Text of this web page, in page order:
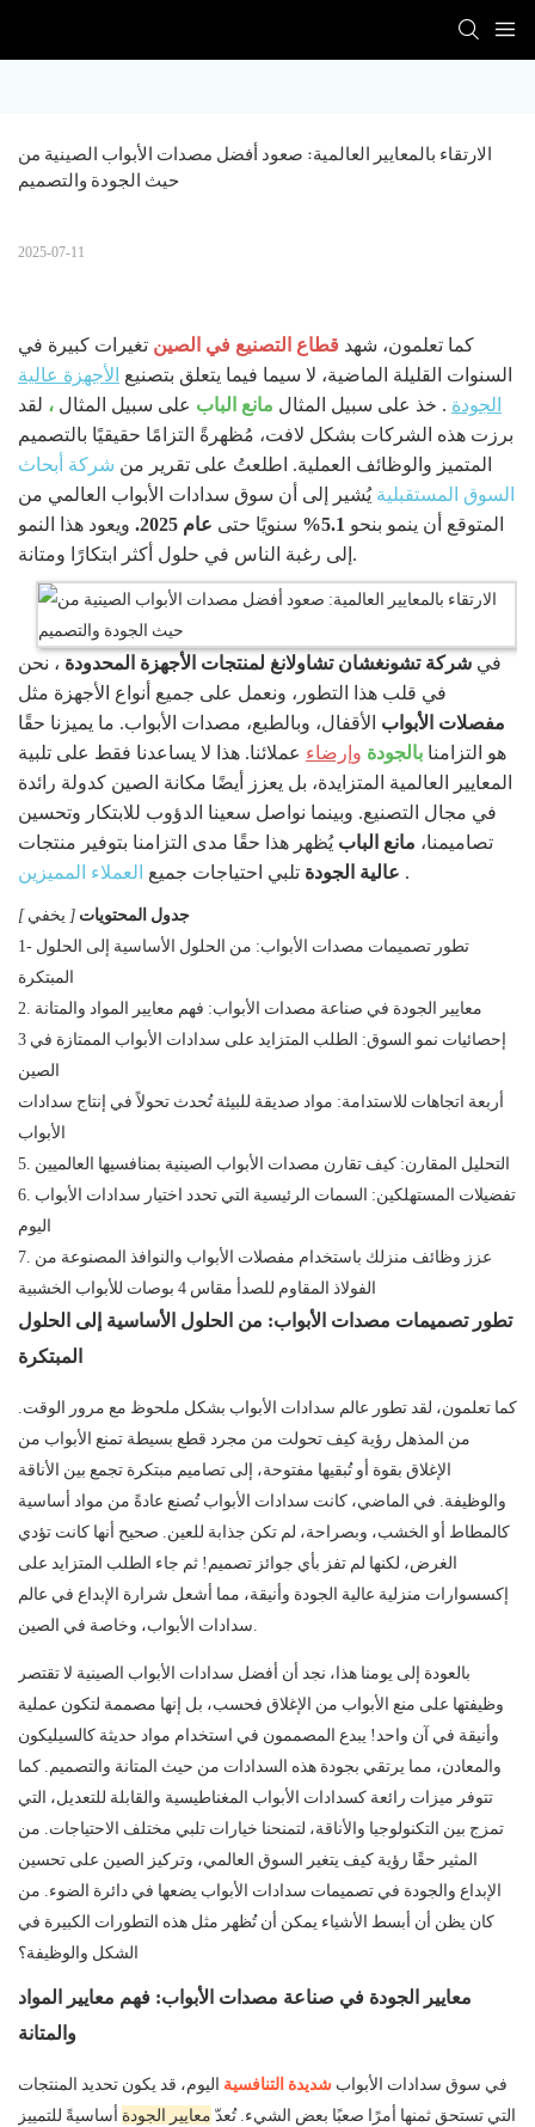
الارتقاء بالمعايير العالمية: صعود أفضل مصدات الأبواب الصينية من
حيث الجودة والتصميم
2025-07-11
كما تعلمون، شهد قطاع التصنيع في الصين تغيرات كبيرة في
السنوات القليلة الماضية، لا سيما فيما يتعلق بتصنيع الأجهزة عالية
الجودة . خذ على سبيل المثال مانع الباب على سبيل المثال ، لقد
برزت هذه الشركات بشكل لافت، مُظهرةً التزامًا حقيقيًا بالتصميم
المتميز والوظائف العملية. اطلعتُ على تقرير من شركة أبحاث
السوق المستقبلية يُشير إلى أن سوق سدادات الأبواب العالمي من
المتوقع أن ينمو بنحو 5.1% سنويًا حتى عام 2025.
ويعود هذا النمو
إلى رغبة الناس في حلول أكثر ابتكارًا ومتانة.
في شركة تشونغشان تشاولانغ لمنتجات الأجهزة المحدودة ، نحن
في قلب هذا التطور، ونعمل على جميع أنواع الأجهزة مثل
مفصلات الأبواب الأقفال، وبالطبع، مصدات الأبواب. ما يميزنا حقًا
هو التزامنا بالجودة وإرضاء عملائنا. هذا لا يساعدنا فقط على تلبية
المعايير العالمية المتزايدة، بل يعزز أيضًا مكانة الصين كدولة رائدة
في مجال التصنيع. وبينما نواصل سعينا الدؤوب للابتكار وتحسين
تصاميمنا، مانع الباب يُظهر هذا حقًا مدى التزامنا بتوفير منتجات
عالية الجودة تلبي احتياجات جميع العملاء المميزين .
جدول المحتويات [ يخفي ]
1- تطور تصميمات مصدات الأبواب: من الحلول الأساسية إلى الحلول
المبتكرة
2. معايير الجودة في صناعة مصدات الأبواب: فهم معايير المواد والمتانة
3 إحصائيات نمو السوق: الطلب المتزايد على سدادات الأبواب الممتازة في
الصين
أربعة اتجاهات للاستدامة: مواد صديقة للبيئة تُحدث تحولاً في إنتاج سدادات
الأبواب
5. التحليل المقارن: كيف تقارن مصدات الأبواب الصينية بمنافسيها العالميين
6. تفضيلات المستهلكين: السمات الرئيسية التي تحدد اختيار سدادات الأبواب
اليوم
7. عزز وظائف منزلك باستخدام مفصلات الأبواب والنوافذ المصنوعة من
الفولاذ المقاوم للصدأ مقاس 4 بوصات للأبواب الخشبية
تطور تصميمات مصدات الأبواب: من الحلول الأساسية إلى الحلول
المبتكرة
كما تعلمون، لقد تطور عالم سدادات الأبواب بشكل ملحوظ مع مرور الوقت.
من المذهل رؤية كيف تحولت من مجرد قطع بسيطة تمنع الأبواب من
الإغلاق بقوة أو تُبقيها مفتوحة، إلى تصاميم مبتكرة تجمع بين الأناقة
والوظيفة. في الماضي، كانت سدادات الأبواب تُصنع عادةً من مواد أساسية
كالمطاط أو الخشب، وبصراحة، لم تكن جذابة للعين. صحيح أنها كانت تؤدي
الغرض، لكنها لم تفز بأي جوائز تصميم! ثم جاء الطلب المتزايد على
إكسسوارات منزلية عالية الجودة وأنيقة، مما أشعل شرارة الإبداع في عالم
سدادات الأبواب، وخاصة في الصين.
بالعودة إلى يومنا هذا، نجد أن أفضل سدادات الأبواب الصينية لا تقتصر
وظيفتها على منع الأبواب من الإغلاق فحسب، بل إنها مصممة لتكون عملية
وأنيقة في آن واحد! يبدع المصممون في استخدام مواد حديثة كالسيليكون
والمعادن، مما يرتقي بجودة هذه السدادات من حيث المتانة والتصميم. كما
تتوفر ميزات رائعة كسدادات الأبواب المغناطيسية والقابلة للتعديل، التي
تمزج بين التكنولوجيا والأناقة، لتمنحنا خيارات تلبي مختلف الاحتياجات. من
المثير حقًا رؤية كيف يتغير السوق العالمي، وتركيز الصين على تحسين
الإبداع والجودة في تصميمات سدادات الأبواب يضعها في دائرة الضوء. من
كان يظن أن أبسط الأشياء يمكن أن تُظهر مثل هذه التطورات الكبيرة في
الشكل والوظيفة؟
معايير الجودة في صناعة مصدات الأبواب: فهم معايير المواد
والمتانة
في سوق سدادات الأبواب شديدة التنافسية اليوم، قد يكون تحديد المنتجات
التي تستحق ثمنها أمرًا صعبًا بعض الشيء. تُعدّ معايير الجودة أساسيةً للتمييز